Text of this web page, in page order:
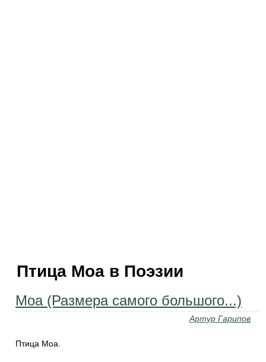
Птица Моа в Поэзии
Моа (Размера самого большого...)
Артур Гарипов
Птица Моа.